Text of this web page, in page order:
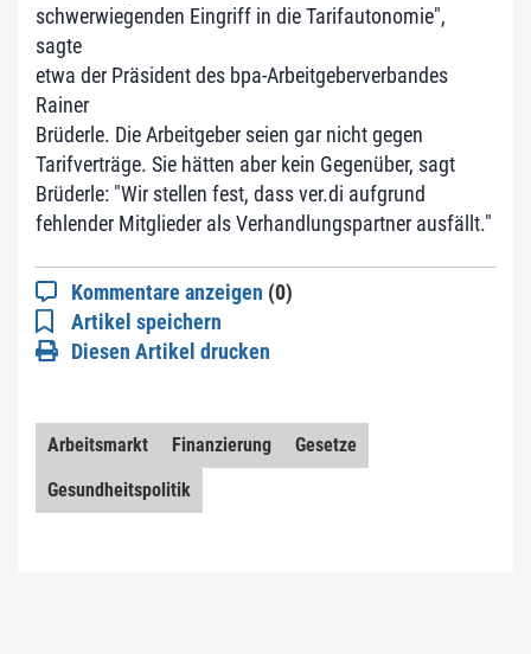
schwerwiegenden Eingriff in die Tarifautonomie",
sagte
etwa der Präsident des bpa-Arbeitgeberverbandes
Rainer
Brüderle. Die Arbeitgeber seien gar nicht gegen
Tarifverträge. Sie hätten aber kein Gegenüber, sagt
Brüderle: "Wir stellen fest, dass ver.di aufgrund
fehlender Mitglieder als Verhandlungspartner ausfällt."
Kommentare anzeigen (0)
Artikel speichern
Diesen Artikel drucken
Arbeitsmarkt Finanzierung
Gesetze
Gesundheitspolitik